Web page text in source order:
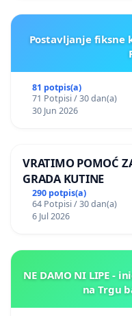
Postavljanje fiksne
81 potpis(a)
71 Potpisi / 30 dan(a)
30 Jun 2026
VRATIMO POMOĆ
GRADA KUTINE
290 potpis(a)
64 Potpisi / 30 dan(a)
6 Jul 2026
NE DAMO NI LIPE -
na Trgu